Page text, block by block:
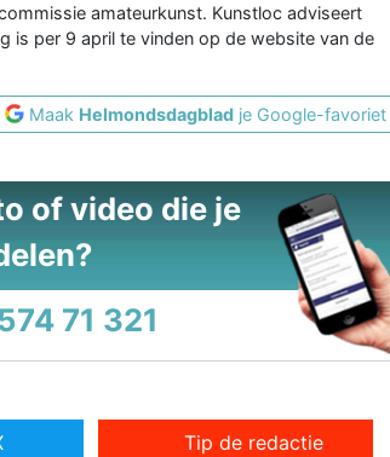
amateurkunst. Kunstloc adviseert
is per 9 april te vinden op de website van de
Maak Helmondsdagblad je Google-favoriet
of video die je
71 321
Tip de redactie